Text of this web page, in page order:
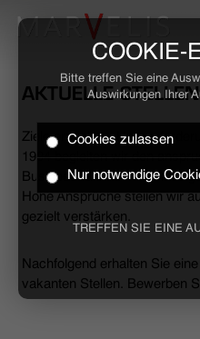
COOKIE-
Bitte treffen Sie eine
Auswirkungen Ihrer
Cookies zulassen
Nur notwendige
TREFFEN SIE EINE
HOME
BUSINESS
UNTERNEHMEN
AKTUELLE
Ziele erreichen,
1994 begleiten wir den
Business- als auch mit
Hohe Ansprüche stellen wir
gezielt verstärken.
Nachfolgend erhalten Sie
vakanten Stellen. Bewerben